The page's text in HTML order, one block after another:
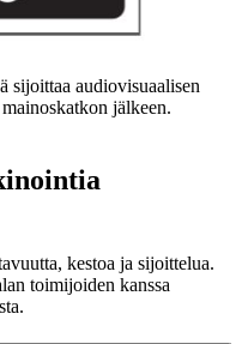
sijoittaa audiovisuaalisen
jälkeen.
kestoa ja sijoittelua.
toimijoiden kanssa